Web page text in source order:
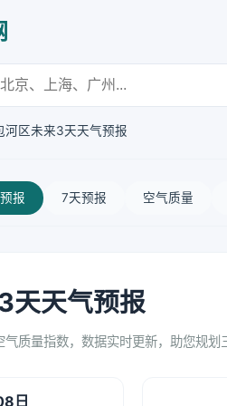
河区未来3天天气预报
报 7天预报 空气质量
天天气预报
质量指数，数据实时更新，助您规划
日